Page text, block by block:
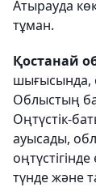
Атырауда
тұман.
Қостанай
шығысында,
Облыстың
Оңтүстік-
ауысады,
түнде және